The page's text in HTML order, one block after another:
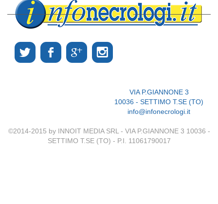
VIA P.GIANNONE 3
10036 - SETTIMO T.SE (TO)
info@infonecrologi.it
©2014-2015 by INNOIT MEDIA SRL - VIA P.GIANNONE 3 10036 -
SETTIMO T.SE (TO) - P.I. 11061790017